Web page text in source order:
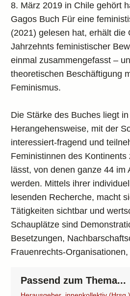
8. März 2019 in Chile gehört
Gagos Buch Für eine
(2021) gelesen hat, erhält die
Jahrzehnts feministischer
einmal zusammengefasst –
theoretischen Beschäftigung
Feminismus.
Die Stärke des Buches liegt
Herangehensweise, mit der
interessiert-fragend und
Feministinnen des Kontinents
lässt, von denen ganze 44 im
werden. Mittels ihrer
lesenden Recherche, macht
Tätigkeiten sichtbar und
Schauplätze sind
Besetzungen,
Frauenrechts-
Passend zum Thema...